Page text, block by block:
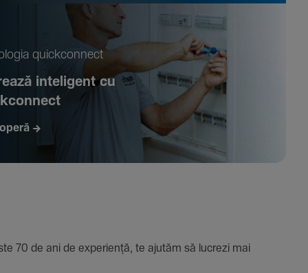
quickconnect
inte­li­gent cu
de ani de expe­riență, te ajutăm să lucrezi mai